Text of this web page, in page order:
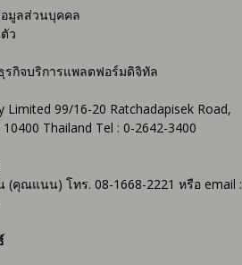
มูลส่วนบุคคล
ว
รกิจบริการแพลตฟอร์มดิจิทัล
Limited 99/16-20 Ratchadapisek Road,
Thailand Tel : 0-2642-3400
คุณแนน) โทร. 08-1668-2221 หรือ email :